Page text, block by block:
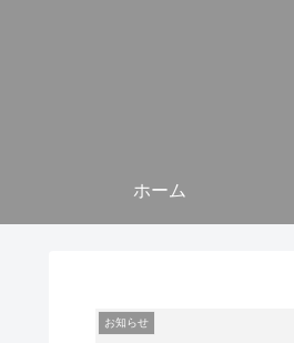
ホーム
お知らせ